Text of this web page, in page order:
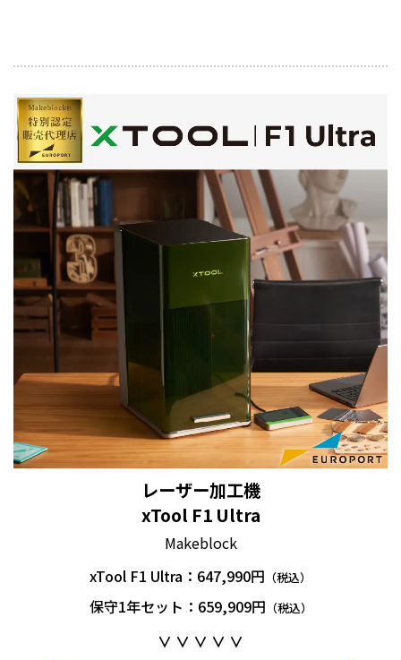
屋外やイベント等インターネットやパソコンの使用が
高い安全性で安心してモノづくりを
xTool F1ultraは高い排煙機能を持ち、彫刻中の煙や粉
塵を素早く除去します。店舗や自宅など狭い屋内でも安
全な環境を叶えます。
また、完全に密閉可能なカバーが目に有害な光をブロ
レーザー加工機
xTool F1 Ultra
Makeblock
xTool F1 Ultra：647,990円 （税込）
保守1年セット：659,909円 （税込）
∨ ∨ ∨ ∨ ∨